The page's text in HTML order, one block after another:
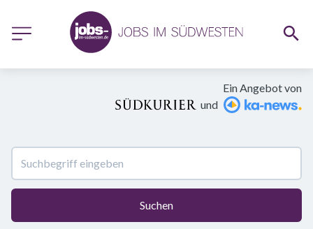
Ein Angebot von
und
Suchen